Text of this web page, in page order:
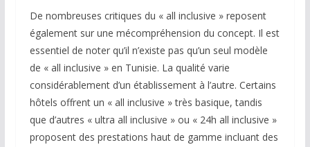
De nombreuses critiques du « all inclusive »reposent
également sur une mécompréhension du concept. Il est
essentiel de noter qu’il n’existe pas qu’un seul modèle
de « all inclusive » en Tunisie. La qualité varie
considérablement d’un établissement à l’autre. Certains
hôtels offrent un « all inclusive » très basique, tandis
que d’autres « ultra all inclusive » ou « 24h all inclusive »
proposent des prestations haut de gamme incluant des